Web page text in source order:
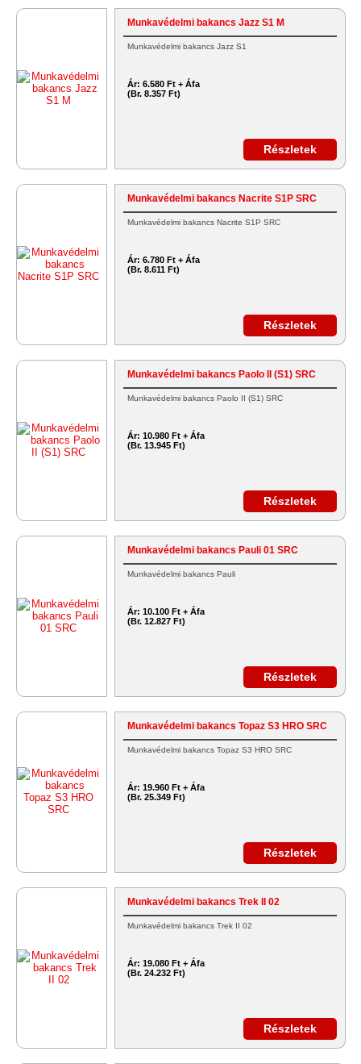
Munkavédelmi bakancs Jazz S1 M
Munkavédelmi bakancs Jazz S1
Ár: 6.580 Ft + Áfa
(Br. 8.357 Ft)
Részletek
Munkavédelmi bakancs Nacrite S1P SRC
Munkavédelmi bakancs Nacrite S1P SRC
Ár: 6.780 Ft + Áfa
(Br. 8.611 Ft)
Részletek
Munkavédelmi bakancs Paolo II (S1) SRC
Munkavédelmi bakancs Paolo II (S1) SRC
Ár: 10.980 Ft + Áfa
(Br. 13.945 Ft)
Részletek
Munkavédelmi bakancs Pauli 01 SRC
Munkavédelmi bakancs Pauli
Ár: 10.100 Ft + Áfa
(Br. 12.827 Ft)
Részletek
Munkavédelmi bakancs Topaz S3 HRO SRC
Munkavédelmi bakancs Topaz S3 HRO SRC
Ár: 19.960 Ft + Áfa
(Br. 25.349 Ft)
Részletek
Munkavédelmi bakancs Trek II 02
Munkavédelmi bakancs Trek II 02
Ár: 19.080 Ft + Áfa
(Br. 24.232 Ft)
Részletek